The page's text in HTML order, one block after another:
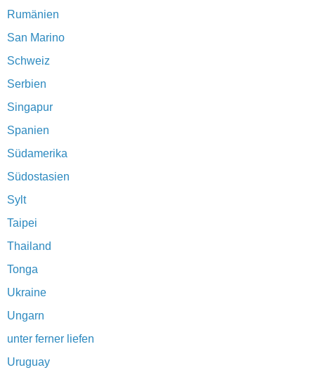
Rumänien
San Marino
Schweiz
Serbien
Singapur
Spanien
Südamerika
Südostasien
Sylt
Taipei
Thailand
Tonga
Ukraine
Ungarn
unter ferner liefen
Uruguay